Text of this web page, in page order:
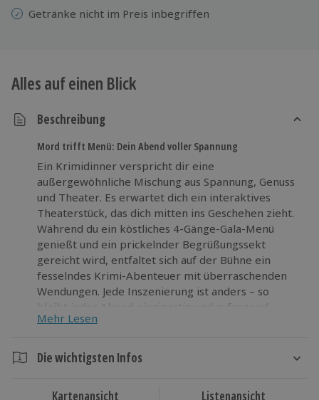
Getränke nicht im Preis inbegriffen
Alles auf einen Blick
Beschreibung
Mord trifft Menü: Dein Abend voller Spannung
Ein Krimidinner verspricht dir eine
außergewöhnliche Mischung aus Spannung, Genuss
und Theater. Es erwartet dich ein interaktives
Theaterstück, das dich mitten ins Geschehen zieht.
Während du ein köstliches 4-Gänge-Gala-Menü
genießt und ein prickelnder Begrüßungssekt
gereicht wird, entfaltet sich auf der Bühne ein
fesselndes Krimi-Abenteuer mit überraschenden
Wendungen. Jede Inszenierung ist anders – so
bleibt jeder Abend einzigartig und aufregend.
Perfekt für alle, die Theater lieben und Lust auf
dieser besonderen Abendveranstaltung mitreißen
und freue dich auf eine Portion Spannung, bei der
Mehr Lesen
Die wichtigsten Infos
Kartenansicht Listenansicht